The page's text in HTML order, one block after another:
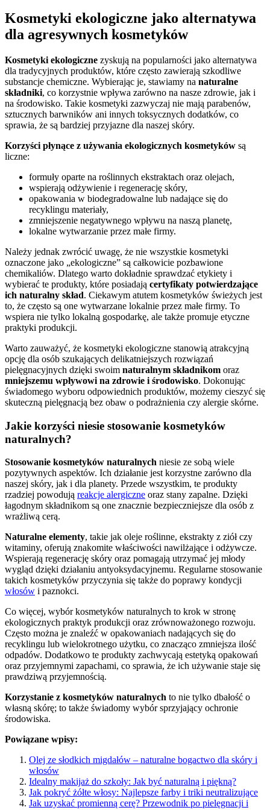
Kosmetyki ekologiczne jako alternatywa
dla agresywnych kosmetyków
Kosmetyki ekologiczne zyskują na popularności jako alternatywa
dla tradycyjnych produktów, które często zawierają szkodliwe
substancje chemiczne. Wybierając je, stawiamy na naturalne
składniki, co korzystnie wpływa zarówno na nasze zdrowie, jak i
na środowisko. Takie kosmetyki zazwyczaj nie mają parabenów,
sztucznych barwników ani innych toksycznych dodatków, co
sprawia, że są bardziej przyjazne dla naszej skóry.
Korzyści płynące z używania ekologicznych kosmetyków są
liczne:
formuły oparte na roślinnych ekstraktach oraz olejach,
wspierają odżywienie i regenerację skóry,
opakowania w biodegradowalne lub nadające się do
recyklingu materiały,
zmniejszenie negatywnego wpływu na naszą planetę,
lokalne wytwarzanie przez małe firmy.
Należy jednak zwrócić uwagę, że nie wszystkie kosmetyki
oznaczone jako „ekologiczne” są całkowicie pozbawione
chemikaliów. Dlatego warto dokładnie sprawdzać etykiety i
wybierać te produkty, które posiadają certyfikaty potwierdzające
ich naturalny skład. Ciekawym atutem kosmetyków świeżych jest
to, że często są one wytwarzane lokalnie przez małe firmy. To
wspiera nie tylko lokalną gospodarkę, ale także promuje etyczne
praktyki produkcji.
Warto zauważyć, że kosmetyki ekologiczne stanowią atrakcyjną
opcję dla osób szukających delikatniejszych rozwiązań
pielęgnacyjnych dzięki swoim naturalnym składnikom oraz
mniejszemu wpływowi na zdrowie i środowisko. Dokonując
świadomego wyboru odpowiednich produktów, możemy cieszyć się
skuteczną pielęgnacją bez obaw o podrażnienia czy alergie skórne.
Jakie korzyści niesie stosowanie kosmetyków
naturalnych?
Stosowanie kosmetyków naturalnych niesie ze sobą wiele
pozytywnych aspektów. Ich działanie jest korzystne zarówno dla
naszej skóry, jak i dla planety. Przede wszystkim, te produkty
rzadziej powodują reakcje alergiczne oraz stany zapalne. Dzięki
łagodnym składnikom są one znacznie bezpieczniejsze dla osób z
wrażliwą cerą.
Naturalne elementy, takie jak oleje roślinne, ekstrakty z ziół czy
witaminy, oferują znakomite właściwości nawilżające i odżywcze.
Wspierają regenerację skóry oraz pomagają utrzymać jej młody
wygląd dzięki działaniu antyoksydacyjnemu. Regularne stosowanie
takich kosmetyków przyczynia się także do poprawy kondycji
włosów i paznokci.
Co więcej, wybór kosmetyków naturalnych to krok w stronę
ekologicznych praktyk produkcji oraz zrównoważonego rozwoju.
Często można je znaleźć w opakowaniach nadających się do
recyklingu lub wielokrotnego użytku, co znacząco zmniejsza ilość
odpadów. Dodatkowo te produkty zachwycają estetyką opakowań
oraz przyjemnymi zapachami, co sprawia, że ich używanie staje się
prawdziwą przyjemnością.
Korzystanie z kosmetyków naturalnych to nie tylko dbałość o
własną skórę; to także świadomy wybór sprzyjający ochronie
środowiska.
Powiązane wpisy:
Olej ze słodkich migdałów – naturalne bogactwo dla skóry i
włosów
Idealny makijaż do szkoły: Jak być naturalną i piękną?
Jak pokryć żółte włosy: Najlepsze farby i triki neutralizujące
Jak uzyskać promienną cerę? Przewodnik po pielęgnacji i